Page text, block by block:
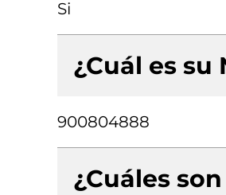
Si
¿Cuál es su
900804888
¿Cuáles